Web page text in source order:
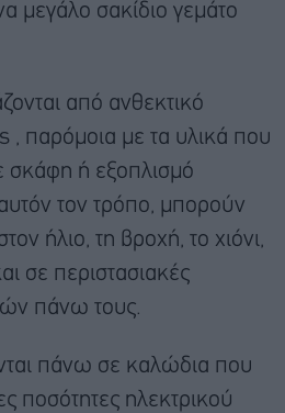
μεγάλο σακίδιο γεμάτο
από ανθεκτικό
, παρόμοια με τα υλικά που
σκάφη ή εξοπλισμό
τον τρόπο, μπορούν
ήλιο, τη βροχή, το χιόνι,
σε περιστασιακές
πάνω τους.
πάνω σε καλώδια που
ποσότητες ηλεκτρικού